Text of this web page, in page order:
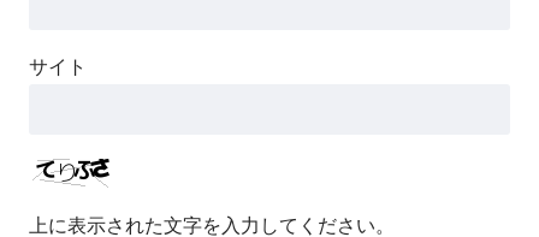
サイト
上に表示された文字を入力してください。